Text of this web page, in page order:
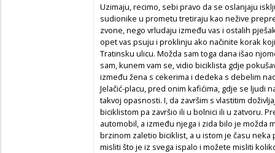
Uzimaju, recimo, sebi pravo da se oslanjaju
sudionike u prometu tretiraju kao nežive
zvone, nego vrludaju između vas i ostalih
opet vas psuju i proklinju ako načinite korak
Tratinsku ulicu. Možda sam toga dana išao
sam, kunem vam se, vidio biciklista gdje
između žena s cekerima i dedeka s debelim
Jelačić-placu, pred onim kafićima, gdje se ljudi
takvoj opasnosti. I, da završim s vlastitim
biciklistom pa završio ili u bolnici ili u zatvoru.
automobil, a između njega i zida bilo je možda
brzinom zaletio biciklist, a u istom je času
misliti što je iz svega ispalo i možete misliti